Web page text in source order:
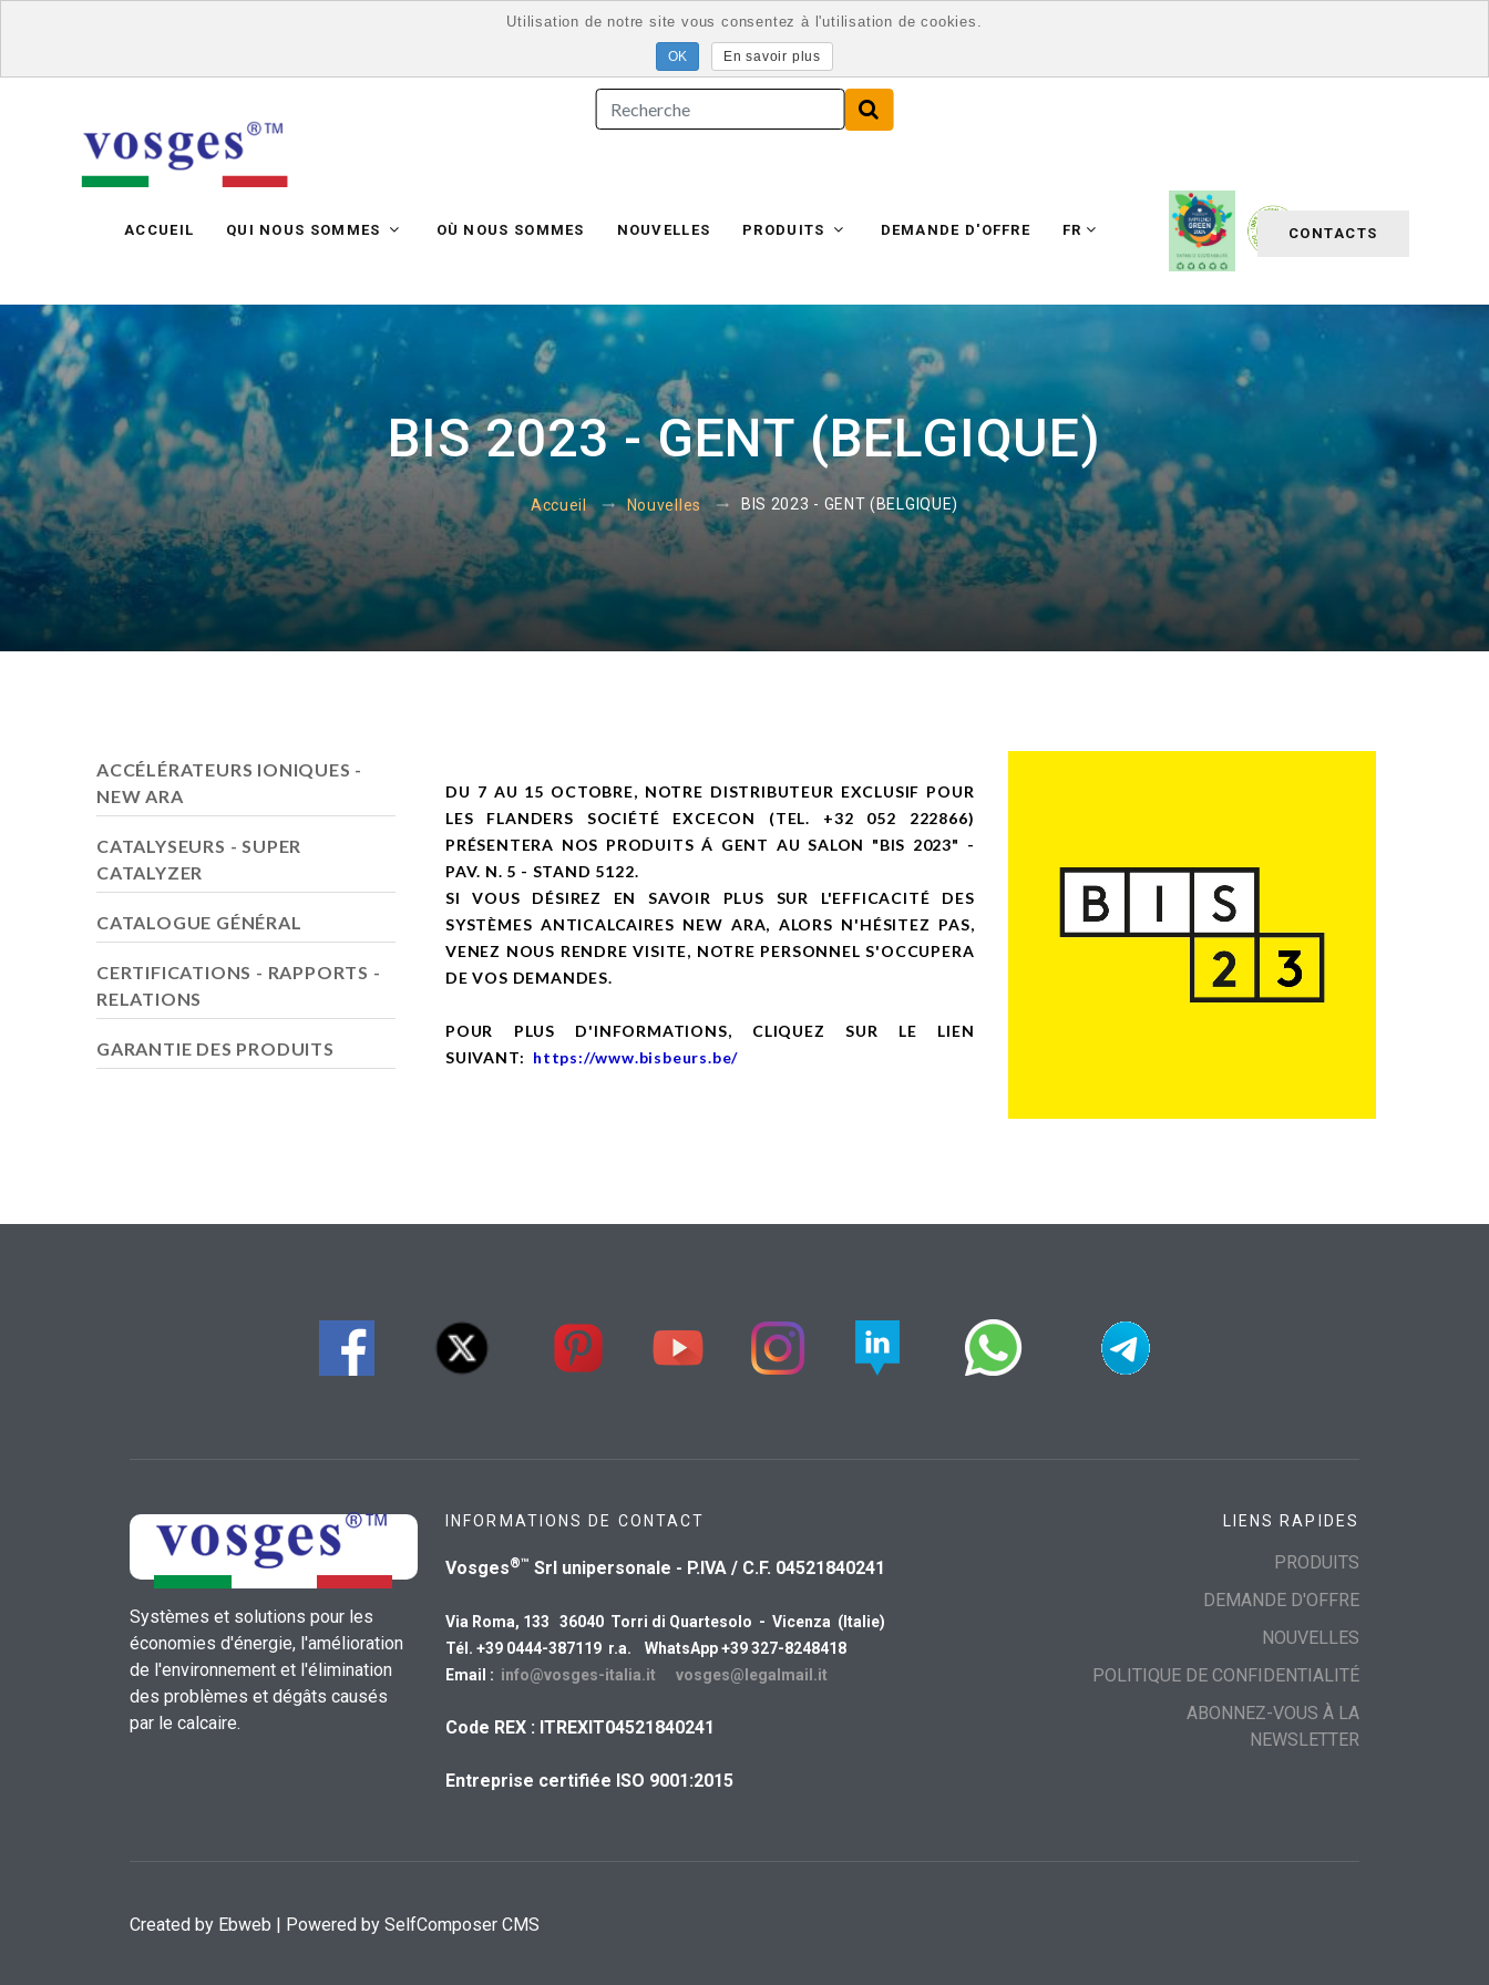
CONTACTS
ACCUEIL QUI NOUS SOMMES OÙ NOUS SOMMES NOUVELLES PRODUITS DEMANDE D'OFFRE FR
BIS 2023 - GENT (BELGIQUE)
Accueil Nouvelles BIS 2023 - GENT (BELGIQUE)
DU 7 AU 15 OCTOBRE, NOTRE DISTRIBUTEUR EXCLUSIF POUR
LES FLANDERS SOCIÉTÉ EXCECON (TEL. +32 052 222866)
PRÉSENTERA NOS PRODUITS Á GENT AU SALON "BIS 2023" -
PAV. N. 5 - STAND 5122.
SI VOUS DÉSIREZ EN SAVOIR PLUS SUR L'EFFICACITÉ DES
SYSTÈMES ANTICALCAIRES NEW ARA, ALORS N'HÉSITEZ PAS,
VENEZ NOUS RENDRE VISITE, NOTRE PERSONNEL S'OCCUPERA
DE VOS DEMANDES.
POUR PLUS D'INFORMATIONS, CLIQUEZ SUR LE LIEN
SUIVANT: https://www.bisbeurs.be/
ACCÉLÉRATEURS IONIQUES -
NEW ARA
CATALYSEURS - SUPER
CATALYZER
CATALOGUE GÉNÉRAL
CERTIFICATIONS - RAPPORTS -
RELATIONS
GARANTIE DES PRODUITS
Systèmes et solutions pour les
économies d'énergie, l'amélioration
de l'environnement et l'élimination
des problèmes et dégâts causés
par le calcaire.
INFORMATIONS DE CONTACT
Vosges®™ Srl unipersonale - P.IVA / C.F. 04521840241
Via Roma, 133 36040 Torri di Quartesolo - Vicenza (Italie)
Tél. +39 0444-387119 r.a. WhatsApp +39 327-8248418
Email : info@vosges-italia.it vosges@legalmail.it
Code REX : ITREXIT04521840241
Entreprise certifiée ISO 9001:2015
LIENS RAPIDES
PRODUITS
DEMANDE D'OFFRE
NOUVELLES
POLITIQUE DE CONFIDENTIALITÉ
ABONNEZ-VOUS À LA
NEWSLETTER
Created by Ebweb | Powered by SelfComposer CMS
Utilisation de notre site vous consentez à l'utilisation de cookies.
En savoir plus